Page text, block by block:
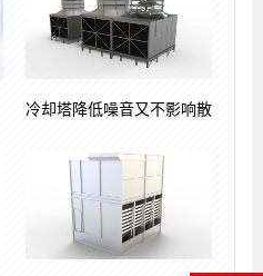
冷却塔降低噪音又不影响散